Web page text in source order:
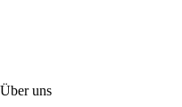
Über uns